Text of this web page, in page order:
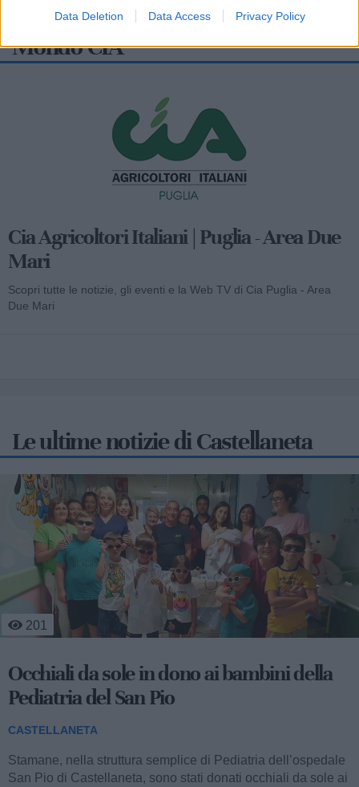
Data Deletion Data Access Privacy Policy
Mondo CIA
Cia Agricoltori Italiani | Puglia - Area Due
Mari
Scopri tutte le notizie, gli eventi e la Web TV di Cia Puglia - Area
Due Mari
Le ultime notizie di Castellaneta
156
Cromophilla, a Castellaneta al via la
seconda edizione tra arte, musica e libri
CASTELLANETA
Prende il via a Castellaneta la seconda edizione di
Cromophilla, la manifestazione che propone pittura,